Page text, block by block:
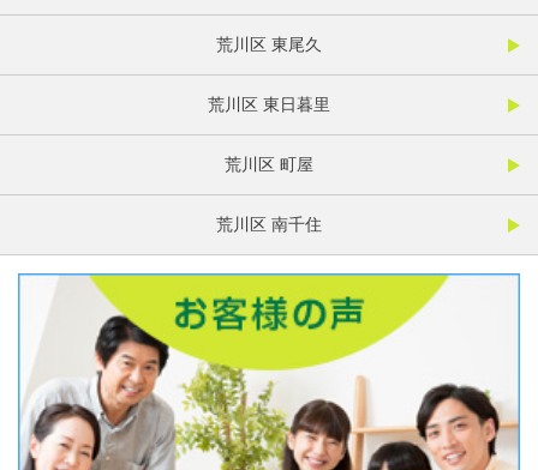
荒川区 東尾久
荒川区 東日暮里
荒川区 町屋
荒川区 南千住